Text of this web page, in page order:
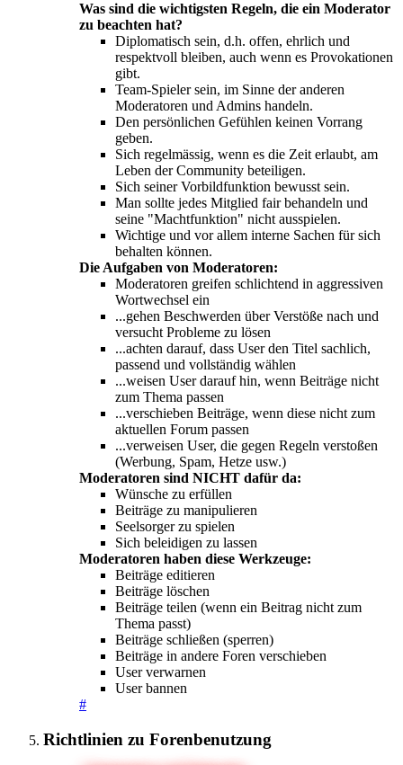
Was sind die wichtigsten Regeln, die ein Moderator
zu beachten hat?
Diplomatisch sein, d.h. offen, ehrlich und
respektvoll bleiben, auch wenn es Provokationen
gibt.
Team-Spieler sein, im Sinne der anderen
Moderatoren und Admins handeln.
Den persönlichen Gefühlen keinen Vorrang
geben.
Sich regelmässig, wenn es die Zeit erlaubt, am
Leben der Community beteiligen.
Sich seiner Vorbildfunktion bewusst sein.
Man sollte jedes Mitglied fair behandeln und
seine "Machtfunktion" nicht ausspielen.
Wichtige und vor allem interne Sachen für sich
behalten können.
Die Aufgaben von Moderatoren:
Moderatoren greifen schlichtend in aggressiven
Wortwechsel ein
...gehen Beschwerden über Verstöße nach und
versucht Probleme zu lösen
...achten darauf, dass User den Titel sachlich,
passend und vollständig wählen
...weisen User darauf hin, wenn Beiträge nicht
zum Thema passen
...verschieben Beiträge, wenn diese nicht zum
aktuellen Forum passen
...verweisen User, die gegen Regeln verstoßen
(Werbung, Spam, Hetze usw.)
Moderatoren sind NICHT dafür da:
Wünsche zu erfüllen
Beiträge zu manipulieren
Seelsorger zu spielen
Sich beleidigen zu lassen
Moderatoren haben diese Werkzeuge:
Beiträge editieren
Beiträge löschen
Beiträge teilen (wenn ein Beitrag nicht zum
Thema passt)
Beiträge schließen (sperren)
Beiträge in andere Foren verschieben
User verwarnen
User bannen
#
Richtlinien zu Forenbenutzung